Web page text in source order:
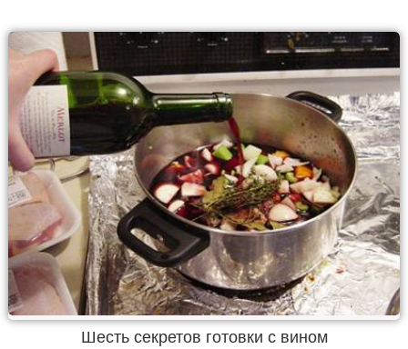
Шесть секретов готовки с вином